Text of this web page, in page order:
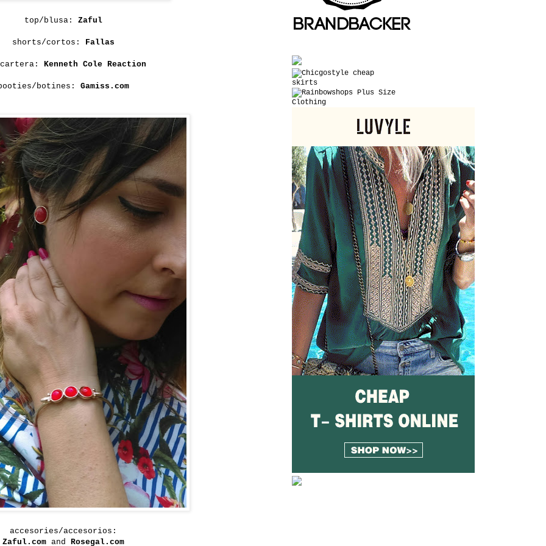
top/blusa: Zaful
shorts/cortos: Fallas
cartera: Kenneth Cole Reaction
botines: Gamiss.com
accesories/accesorios:
Zaful.com and Rosegal.com